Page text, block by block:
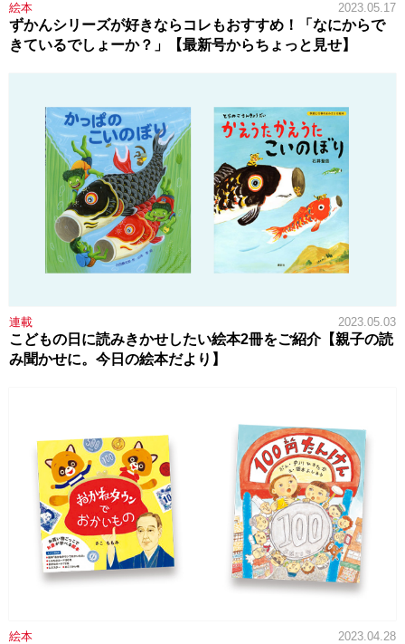
絵本 2023.05.17
ずかんシリーズが好きならコレもおすすめ！「なにからで
きているでしょーか？」【最新号からちょっと見せ】
連載 2023.05.03
こどもの日に読みきかせしたい絵本2冊をご紹介【親子の読
み聞かせに。今日の絵本だより】
絵本 2023.04.28